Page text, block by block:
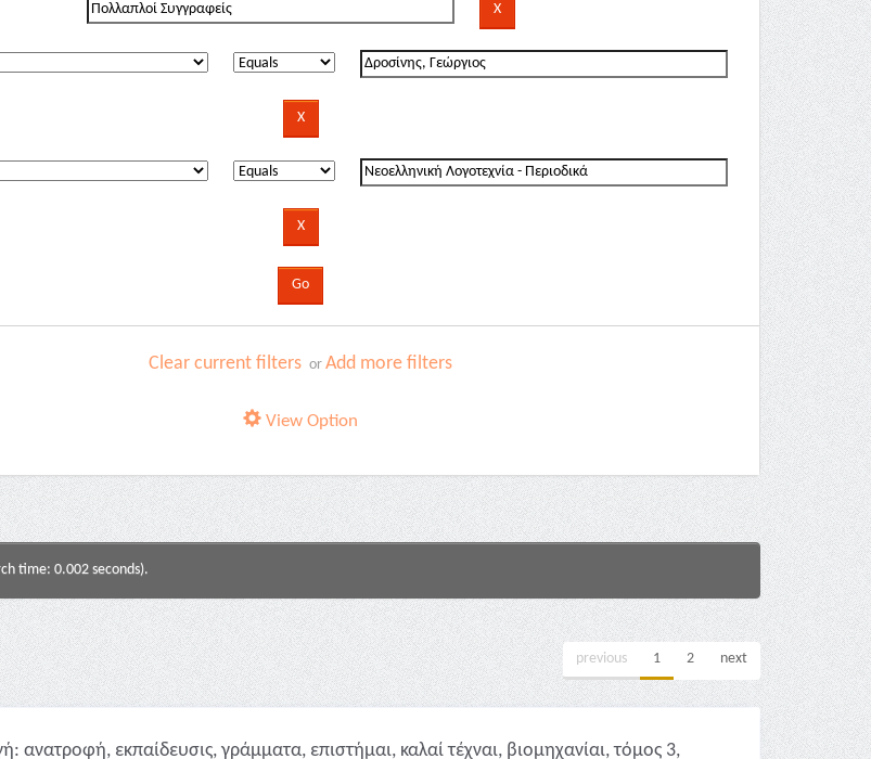
Clear current filters orAdd more filters
View Option
time: 0.002 seconds).
previous 1 2 next
ανατροφή, εκπαίδευσις, γράμματα, επιστήμαι, καλαί τέχναι, βιομηχανίαι, τόμος 3,